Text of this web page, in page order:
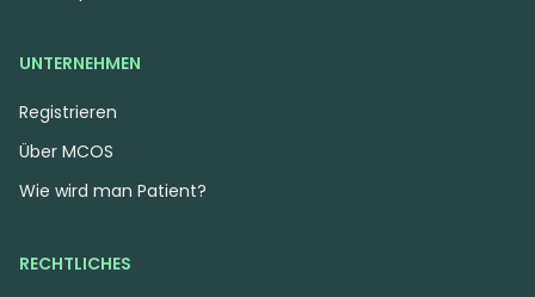
UNTERNEHMEN
Registrieren
Über MCOS
Wie wird man Patient?
RECHTLICHES